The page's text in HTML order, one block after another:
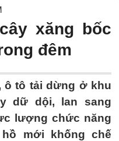
xăng bốc
đêm
ô tô tải dừng ở khu
dữ dội, lan sang
lượng chức năng
mới khống chế